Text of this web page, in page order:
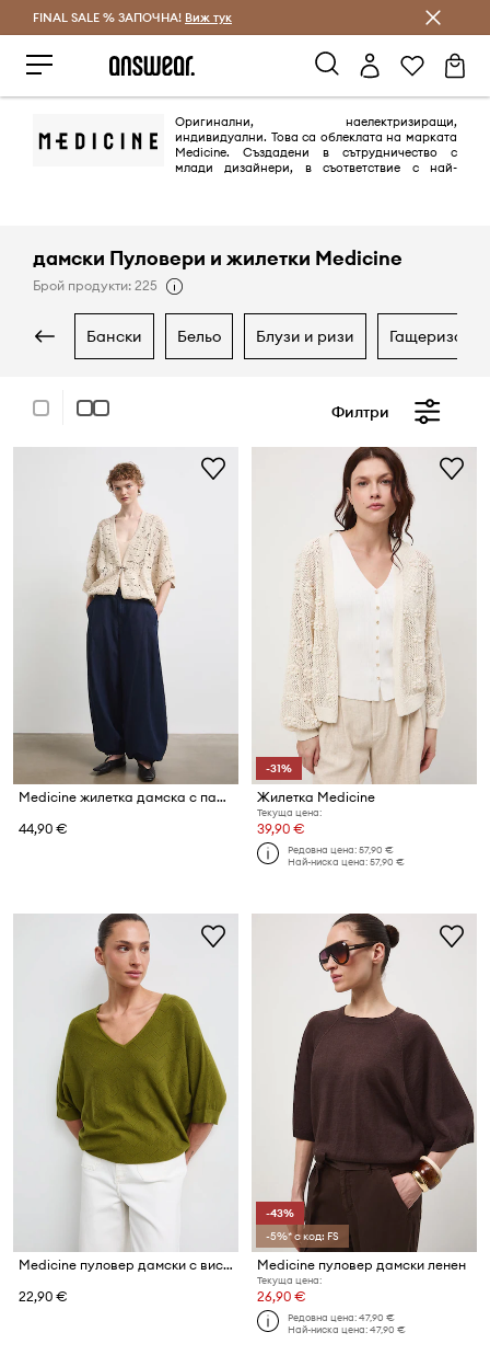
Спестявай с Answear Club
FINAL SALE % ЗАПОЧНА! Виж тук
Оригинални, наелектризиращи,
индивидуални. Това са облеклата на марката
Medicine. Създадени в сътрудничество с
млади дизайнери, в съответствие с най-
дамски Пуловери и жилетки Medicine
Брой продукти: 225
бански бельо блузи и ризи гащеризони
Филтри
Medicine жилетка дамска с памук
44,90 €
-31%
Жилетка Medicine
Текуща цена:
39,90 €
Редовна цена:57,90 €
Най-ниска цена:57,90 €
Medicine пуловер дамски с вискоза
22,90 €
-43%
-5%* с код: FS
Medicine пуловер дамски ленен
Текуща цена:
26,90 €
Редовна цена:47,90 €
Най-ниска цена:47,90 €